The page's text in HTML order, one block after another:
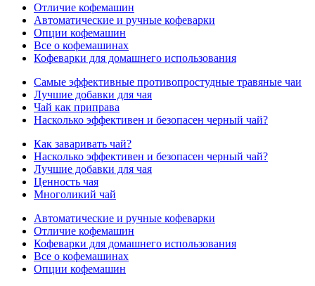
Отличие кофемашин
Автоматические и ручные кофеварки
Опции кофемашин
Все о кофемашинах
Кофеварки для домашнего использования
Самые эффективные противопростудные травяные чаи
Лучшие добавки для чая
Чай как приправа
Насколько эффективен и безопасен черный чай?
Как заваривать чай?
Насколько эффективен и безопасен черный чай?
Лучшие добавки для чая
Ценность чая
Многоликий чай
Автоматические и ручные кофеварки
Отличие кофемашин
Кофеварки для домашнего использования
Все о кофемашинах
Опции кофемашин